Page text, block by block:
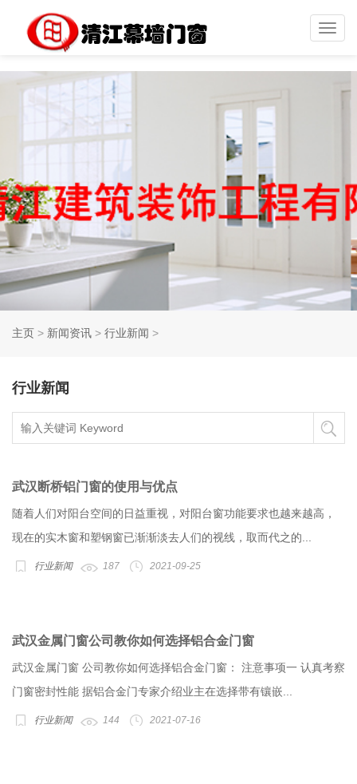
主页 > 新闻资讯 > 行业新闻 >
行业新闻
武汉断桥铝门窗的使用与优点
随着人们对阳台空间的日益重视，对阳台窗功能要求也越来越高，
现在的实木窗和塑钢窗已渐渐淡去人们的视线，取而代之的...
行业新闻 187 2021-09-25
武汉金属门窗公司教你如何选择铝合金门窗
武汉金属门窗 公司教你如何选择铝合金门窗： 注意事项一 认真考察
门窗密封性能 据铝合金门专家介绍业主在选择带有镶嵌...
行业新闻 144 2021-07-16